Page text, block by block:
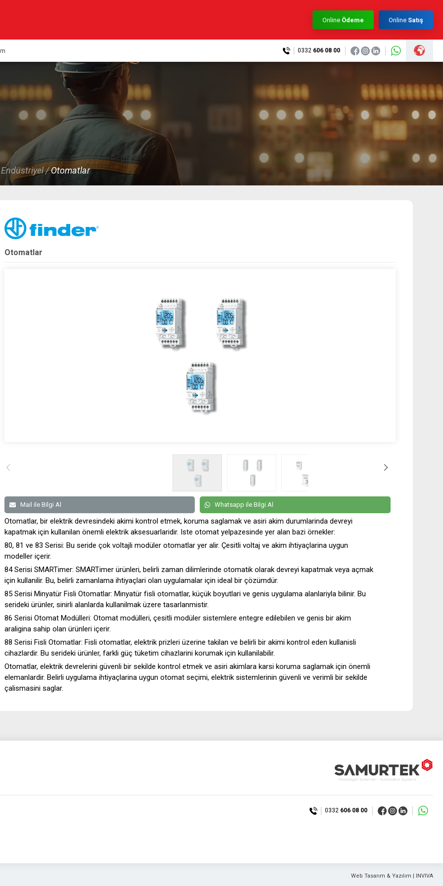
×
0332 606 08 00
info@samurtek.com.tr
Online Ödeme Online Satış
0332 606 08 00
/Otomatlar
Ürünlerimiz
Çözümlerimiz
KVK
Multimedya
Kalite & Belgeler
İletişim
Otomatlar
Mail ile Bilgi Al Whatsapp ile Bilgi Al
Otomatlar, bir elektrik devresindeki akimi kontrol etmek, koruma saglamak ve asiri akim durumlarinda devreyi
kapatmak için kullanilan önemli elektrik aksesuarlaridir. Iste otomat yelpazesinde yer alan bazi örnekler:
80, 81 ve 83 Serisi: Bu seride çok voltajli modüler otomatlar yer alir. Çesitli voltaj ve akim ihtiyaçlarina uygun
modeller içerir.
84 Serisi SMARTimer: SMARTimer ürünleri, belirli zaman dilimlerinde otomatik olarak devreyi kapatmak veya açmak
için kullanilir. Bu, belirli zamanlama ihtiyaçlari olan uygulamalar için ideal bir çözümdür.
85 Serisi Minyatür Fisli Otomatlar: Minyatür fisli otomatlar, küçük boyutlari ve genis uygulama alanlariyla bilinir. Bu
serideki ürünler, sinirli alanlarda kullanilmak üzere tasarlanmistir.
86 Serisi Otomat Modülleri: Otomat modülleri, çesitli modüler sistemlere entegre edilebilen ve genis bir akim
araligina sahip olan ürünleri içerir.
88 Serisi Fisli Otomatlar: Fisli otomatlar, elektrik prizleri üzerine takilan ve belirli bir akimi kontrol eden kullanisli
cihazlardir. Bu serideki ürünler, farkli güç tüketim cihazlarini korumak için kullanilabilir.
Otomatlar, elektrik devrelerini güvenli bir sekilde kontrol etmek ve asiri akimlara karsi koruma saglamak için önemli
elemanlardir. Belirli uygulama ihtiyaçlarina uygun otomat seçimi, elektrik sistemlerinin güvenli ve verimli bir sekilde
çalismasini saglar.
0332 606 08 00
Web Tasarım & Yazılım | INVIVA